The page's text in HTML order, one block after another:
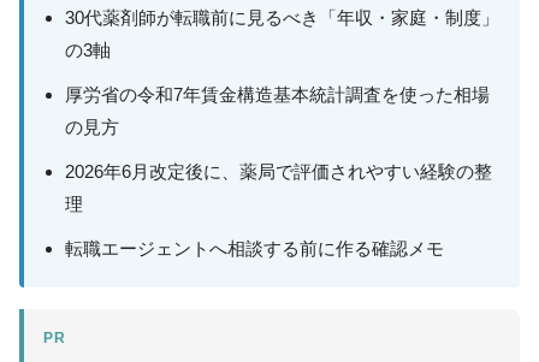
30代薬剤師が転職前に見るべき「年収・家庭・制度」
の3軸
厚労省の令和7年賃金構造基本統計調査を使った相場
の見方
2026年6月改定後に、薬局で評価されやすい経験の整
理
転職エージェントへ相談する前に作る確認メモ
PR